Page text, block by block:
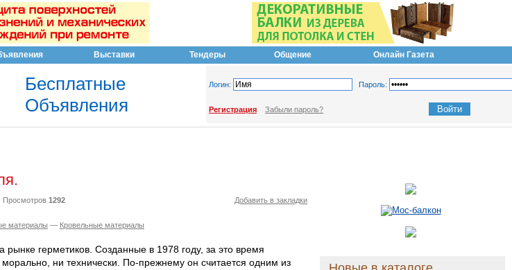
Выставки Тендеры Общение Онлайн Газета
Бесплатные
Объявления
Логин: Пароль:
Регистрация Забыли пароль?
Просмотров 1292 Добавить в закладки
материалы — Кровельные материалы
герметиков. Созданные в 1978 году, за это время
морально, ни технически. По-прежнему он считается одним из